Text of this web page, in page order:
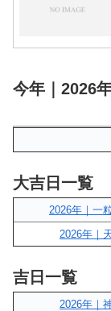
今年｜2026
大吉日一覧
2026年｜一
2026年｜
吉日一覧
2026年｜